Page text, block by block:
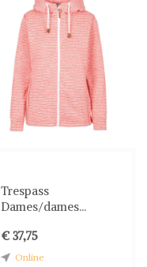
Trespass
Dames/dames...
€ 37,75
Online